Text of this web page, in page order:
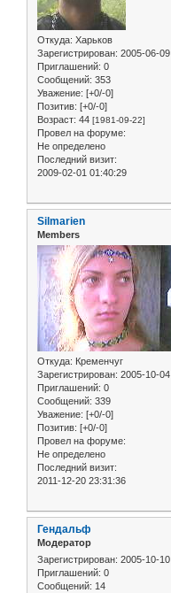
Откуда: Харьков
Зарегистрирован: 2005-06-09
Приглашений: 0
Сообщений: 353
Уважение: [+0/-0]
Позитив: [+0/-0]
Возраст: 44 [1981-09-22]
Провел на форуме:
Не определено
Последний визит:
2009-02-01 01:40:29
Silmarien
Members
Откуда: Кременчуг
Зарегистрирован: 2005-10-04
Приглашений: 0
Сообщений: 339
Уважение: [+0/-0]
Позитив: [+0/-0]
Провел на форуме:
Не определено
Последний визит:
2011-12-20 23:31:36
Гендальф
Модератор
Зарегистрирован: 2005-10-10
Приглашений: 0
Сообщений: 14